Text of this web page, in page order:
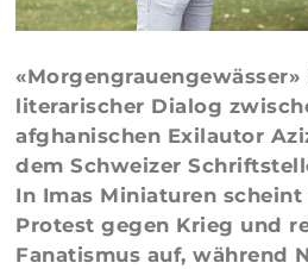
literarischer Dialog
afghanischen Exilautor
dem Schweizer
In Imas Miniaturen
Protest gegen Krieg und
Fanatismus auf, während